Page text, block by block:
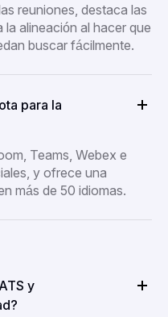
reuniones, destaca las
alineación al hacer que
buscar fácilmente.
para la
Teams, Webex e
y ofrece una
más de 50 idiomas.
y